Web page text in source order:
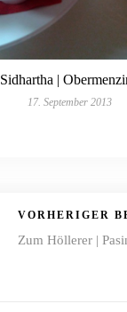
Sidhartha |
17. September 2013
VORHERIGER
Zum Höllerer |